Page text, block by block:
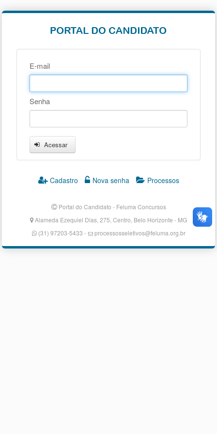
E-mail
Senha
Acessar
Cadastro Nova senha Processos
Portal do Candidato - Feluma Concursos
Alameda Ezequiel Dias, 275, Centro, Belo Horizonte - MG
(31) 97203-5433 -
processosseletivos@feluma.org.br